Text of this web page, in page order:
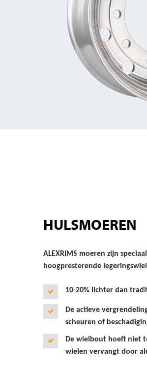
HULSMOEREN
ALEXRIMS moeren zijn
hoogpresterende
10-20% lichter dan
De actieve
scheuren of
De wielbout hoeft niet
wielen vervangt door